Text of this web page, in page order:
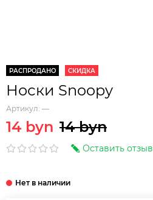
РАСПРОДАНО СКИДКА
Носки Snoopy
Артикул: —
14 byn 14 byn
Оставить отзыв